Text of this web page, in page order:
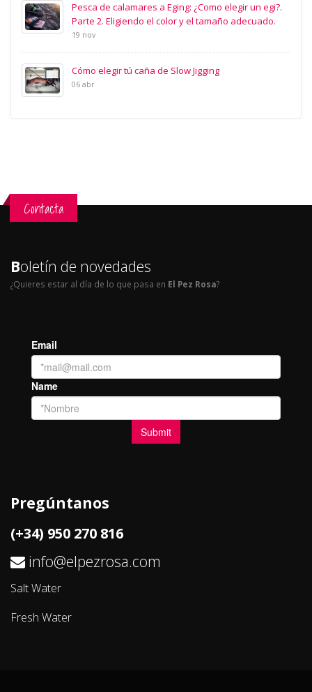
Pesca de calamares a Eging: ¿Como elegir un egi?.
Parte 2. Eligiendo el color y el tamaño adecuado.
19 nov
Cómo elegir tú caña de Slow Jigging
06 abr
Contacta
Boletín de novedades
¿Quieres estar al día de lo que pasa en El Pez Rosa?
Pregúntanos
(+34) 950 270 816
info@elpezrosa.com
Salt Water
Fresh Water